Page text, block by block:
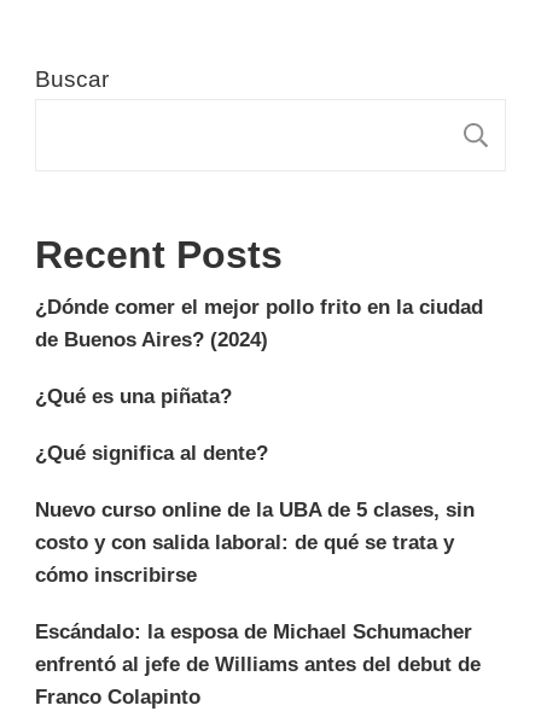
Buscar
Recent Posts
¿Dónde comer el mejor pollo frito en la ciudad
de Buenos Aires? (2024)
¿Qué es una piñata?
¿Qué significa al dente?
Nuevo curso online de la UBA de 5 clases, sin
costo y con salida laboral: de qué se trata y
cómo inscribirse
Escándalo: la esposa de Michael Schumacher
enfrentó al jefe de Williams antes del debut de
Franco Colapinto